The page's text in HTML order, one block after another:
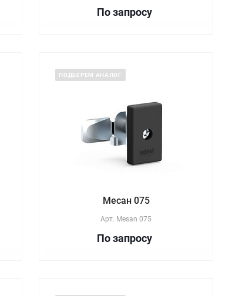
По запросу
ПОДБЕРЕМ АНАЛОГ
Месан 075
Арт. Mesan 075
По запросу